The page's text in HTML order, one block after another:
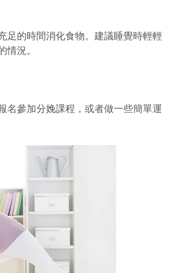
足的時間消化食物。建議睡覺時輕輕
況。
名參加分娩課程，或者做一些簡單運